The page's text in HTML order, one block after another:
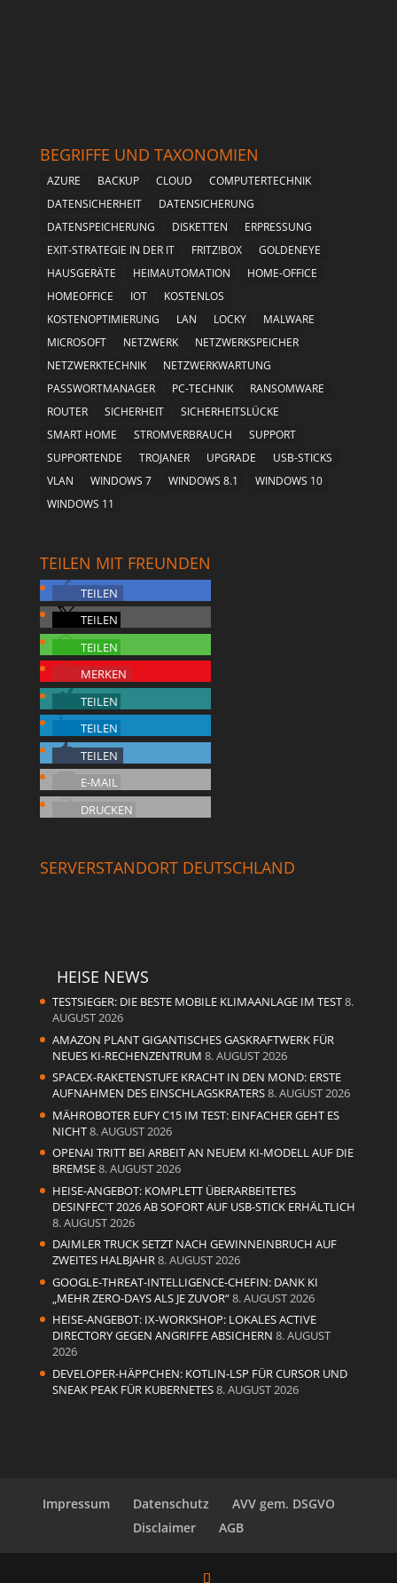
BEGRIFFE UND TAXONOMIEN
AZURE BACKUP CLOUD
COMPUTERTECHNIK
DATENSICHERHEIT
DATENSICHERUNG
DATENSPEICHERUNG
DISKETTEN
ERPRESSUNG
EXIT-STRATEGIE IN DER IT
FRITZ!BOX
GOLDENEYE
HAUSGERÄTE
HEIMAUTOMATION
HOME-OFFICE
HOMEOFFICE
IOT
KOSTENLOS
KOSTENOPTIMIERUNG
LAN LOCKY
MALWARE
MICROSOFT
NETZWERK
NETZWERKSPEICHER
NETZWERKTECHNIK
NETZWERKWARTUNG
PASSWORTMANAGER
PC-TECHNIK
RANSOMWARE
ROUTER
SICHERHEIT
SICHERHEITSLÜCKE
SMART HOME
STROMVERBRAUCH
SUPPORT
SUPPORTENDE
TROJANER UPGRADE
USB-STICKS
VLAN
WINDOWS 7 WINDOWS 8.1
WINDOWS 10
WINDOWS 11
TEILEN MIT FREUNDEN
TEILEN
TEILEN
TEILEN
MERKEN
TEILEN
TEILEN
TEILEN
E-MAIL
DRUCKEN
SERVERSTANDORT DEUTSCHLAND
HEISE NEWS
TESTSIEGER: DIE BESTE MOBILE KLIMAANLAGE IM TEST8.
AUGUST 2026
AMAZON PLANT GIGANTISCHES GASKRAFTWERK FÜR
NEUES KI-RECHENZENTRUM 8. AUGUST 2026
SPACEX-RAKETENSTUFE KRACHT IN DEN MOND: ERSTE
AUFNAHMEN DES EINSCHLAGSKRATERS8. AUGUST 2026
MÄHROBOTER EUFY C15 IM TEST: EINFACHER GEHT ES
NICHT8. AUGUST 2026
OPENAI TRITT BEI ARBEIT AN NEUEM KI-MODELL AUF DIE
BREMSE8. AUGUST 2026
HEISE-ANGEBOT: KOMPLETT ÜBERARBEITETES
DESINFEC'T 2026 AB SOFORT AUF USB-STICK ERHÄLTLICH
8. AUGUST 2026
DAIMLER TRUCK SETZT NACH GEWINNEINBRUCH AUF
ZWEITES HALBJAHR8. AUGUST 2026
GOOGLE-THREAT-INTELLIGENCE-CHEFIN: DANK KI
„MEHR ZERO-DAYS ALS JE ZUVOR“8. AUGUST 2026
HEISE-ANGEBOT: IX-WORKSHOP: LOKALES ACTIVE
DIRECTORY GEGEN ANGRIFFE ABSICHERN 8. AUGUST
2026
DEVELOPER-HÄPPCHEN: KOTLIN-LSP FÜR CURSOR UND
SNEAK PEAK FÜR KUBERNETES8. AUGUST 2026
Impressum Datenschutz
AVV gem. DSGVO
Disclaimer
AGB